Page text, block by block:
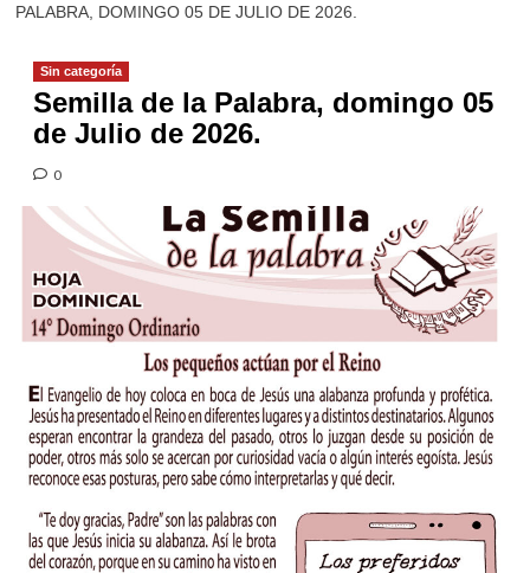
PALABRA, DOMINGO 05 DE JULIO DE 2026.
Sin categoría
Semilla de la Palabra, domingo 05
de Julio de 2026.
0